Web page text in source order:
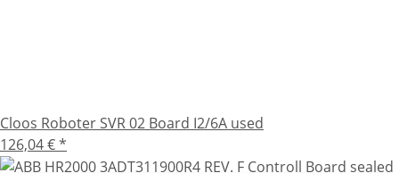
Cloos Roboter SVR 02 Board I2/6A used
126,04 €*